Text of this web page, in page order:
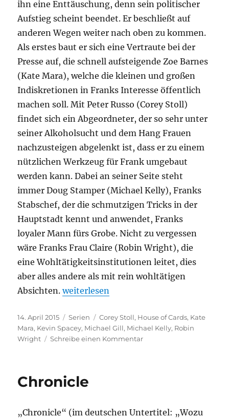
ihn eine Enttäuschung, denn sein politischer
Aufstieg scheint beendet. Er beschließt auf
anderen Wegen weiter nach oben zu kommen.
Als erstes baut er sich eine Vertraute bei der
Presse auf, die schnell aufsteigende Zoe Barnes
(Kate Mara), welche die kleinen und großen
Indiskretionen in Franks Interesse öffentlich
machen soll. Mit Peter Russo (Corey Stoll)
findet sich ein Abgeordneter, der so sehr unter
seiner Alkoholsucht und dem Hang Frauen
nachzusteigen abgelenkt ist, dass er zu einem
nützlichen Werkzeug für Frank umgebaut
werden kann. Dabei an seiner Seite steht
immer Doug Stamper (Michael Kelly), Franks
Stabschef, der die schmutzigen Tricks in der
Hauptstadt kennt und anwendet, Franks
loyaler Mann fürs Grobe. Nicht zu vergessen
wäre Franks Frau Claire (Robin Wright), die
eine Wohltätigkeitsinstitutionen leitet, dies
aber alles andere als mit rein wohltätigen
Absichten.„House of Cards“
weiterlesen
Veröffentlicht
am
14. April 2015 Kategorien
Serien Schlagwörter
Corey Stoll, House of Cards, Kate
Mara, Kevin Spacey, Michael Gill, Michael Kelly, Robin
Wright
Schreibe einen Kommentarzu
Chronicle
„Chronicle“ (im deutschen Untertitel: „Wozu